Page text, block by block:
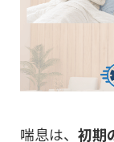
喘息は、 初期